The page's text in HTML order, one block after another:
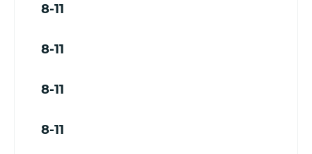
8-11
8-11
8-11
8-11